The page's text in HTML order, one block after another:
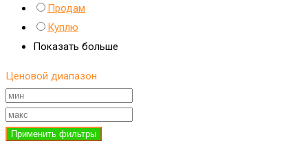
Продам
Куплю
Показать больше
Ценовой диапазон
Применить фильтры